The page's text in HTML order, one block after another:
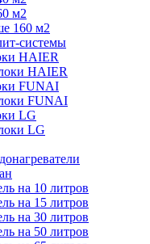
м2
160 м2
системы
HAIER
HAIER
FUNAI
FUNAI
LG
LG
на 10 литров
на 15 литров
на 30 литров
на 50 литров